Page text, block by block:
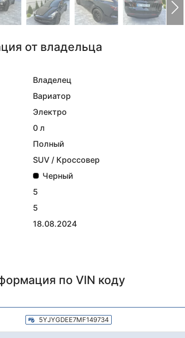
от владельца
Владелец
Вариатор
Электро
0 л
Полный
SUV / Кроссовер
Черный
5
5
18.08.2024
по VIN коду
5YJYGDEE7MF149734